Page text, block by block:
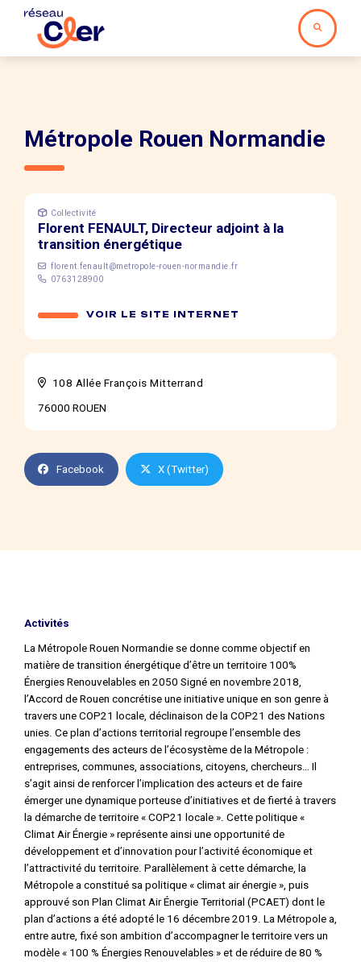
Métropole Rouen Normandie
Collectivité
Florent FENAULT, Directeur adjoint à la
transition énergétique
florent.fenault@metropole-rouen-normandie.fr
0763128900
VOIR LE SITE INTERNET
108 Allée François Mitterrand
76000 ROUEN
Facebook X (Twitter)
Activités
La Métropole Rouen Normandie se donne comme objectif en
matière de transition énergétique d’être un territoire 100%
Énergies Renouvelables en 2050 Signé en novembre 2018,
l’Accord de Rouen concrétise une initiative unique en son genre à
travers une COP21 locale, déclinaison de la COP21 des Nations
unies. Ce plan d’actions territorial regroupe l’ensemble des
engagements des acteurs de l’écosystème de la Métropole :
entreprises, communes, associations, citoyens, chercheurs… Il
s’agit ainsi de renforcer l’implication des acteurs et de faire
émerger une dynamique porteuse d’initiatives et de fierté à travers
la démarche de territoire « COP21 locale ». Cette politique «
Climat Air Énergie » représente ainsi une opportunité de
développement et d’innovation pour l’activité économique et
l’attractivité du territoire. Parallèlement à cette démarche, la
Métropole a constitué sa politique « climat air énergie », puis
approuvé son Plan Climat Air Énergie Territorial (PCAET) dont le
plan d’actions a été adopté le 16 décembre 2019. La Métropole a,
entre autre, fixé son ambition d’accompagner le territoire vers un
modèle « 100 % Énergies Renouvelables » et de réduire de 80 %